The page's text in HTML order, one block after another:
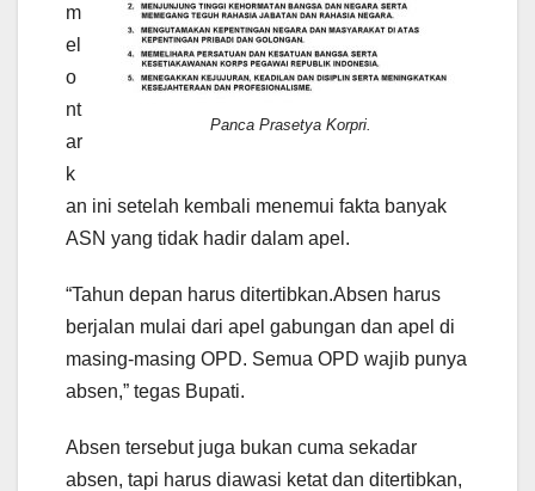
Panca Prasetya Korpri.
m
el
o
nt
ar
k
an ini setelah kembali menemui fakta banyak
ASN yang tidak hadir dalam apel.
“Tahun depan harus ditertibkan.Absen harus
berjalan mulai dari apel gabungan dan apel di
masing-masing OPD. Semua OPD wajib punya
absen,” tegas Bupati.
Absen tersebut juga bukan cuma sekadar
absen, tapi harus diawasi ketat dan ditertibkan,